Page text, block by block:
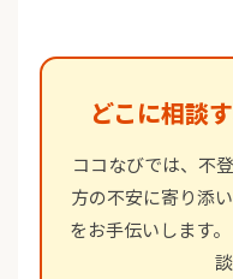
どこに相談
ココなびでは、不
方の不安に寄り添
をお手伝いします